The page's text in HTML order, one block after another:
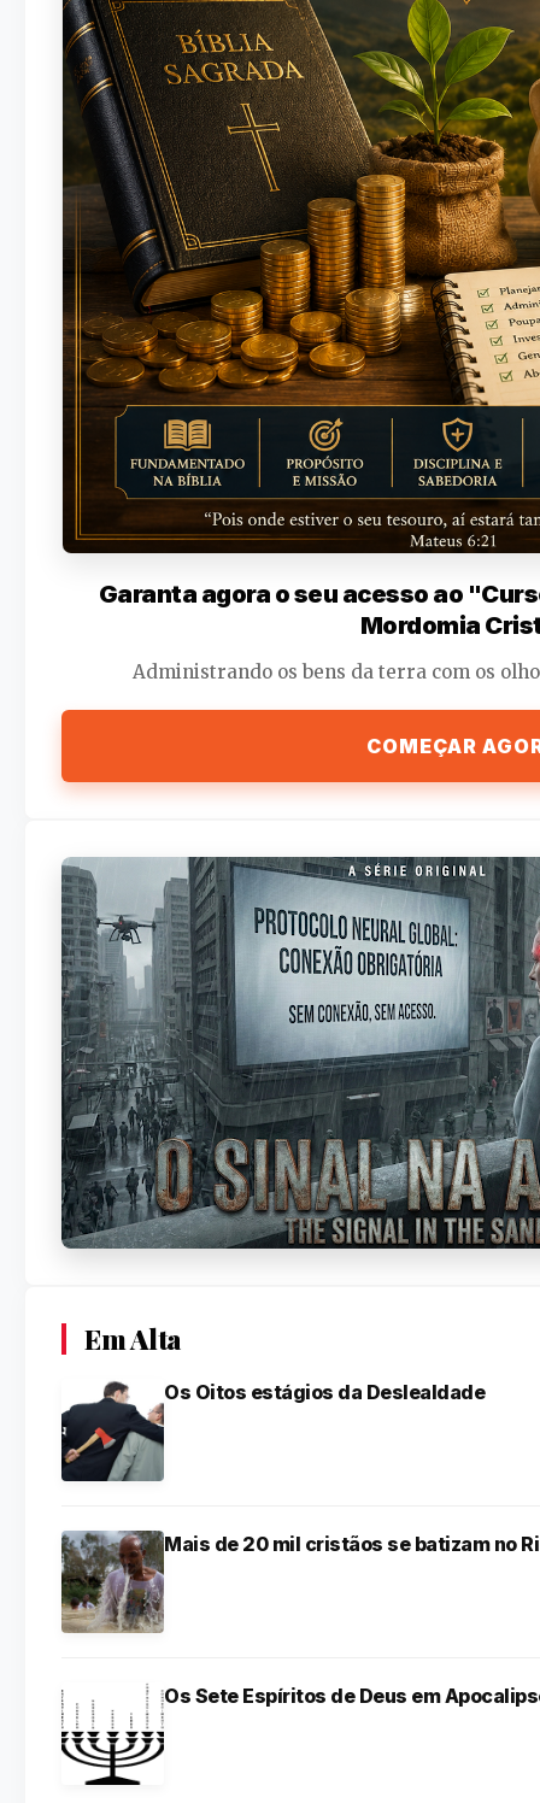
Garanta agora o seu acesso ao
Mordomia
Administrando os bens da terra com os
COMEÇAR
Em Alta
Os Oitos estágios da Deslealdade
Mais de 20 mil cristãos se batizam no
Os Sete Espíritos de Deus em